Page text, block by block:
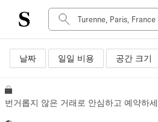
날짜 일일 비용 공간 크기
공간 유형
Boat
번거롭지 않은 거래로 안심하고 예약하